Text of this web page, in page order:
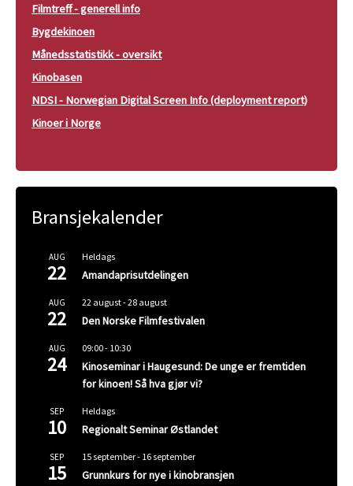
Filmtreff - generell info
Bygdekinoen
Månedsstatistikk - oversikt
Kinobasen
NDSI - Norwegian Digital Screen Info (deployment report)
Kinoer i Norge
Bransjekalender
AUG
22
Heldags
Amandaprisutdelingen
AUG
22
22 august-28 august
Den Norske Filmfestivalen
AUG
24
09:00- 10:30
Kinoseminar i Haugesund: De unge er fremtiden
for kinoen! Så hva gjør vi?
SEP
10
Heldags
Regionalt Seminar Østlandet
SEP
15
15 september- 16 september
Grunnkurs for nye i kinobransjen